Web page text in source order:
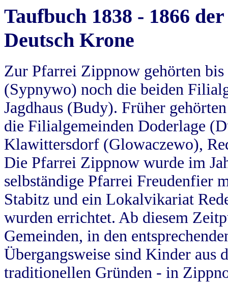
Taufbuch 1838 - 1866
Deutsch Krone
Zur Pfarrei Zippnow gehörten
(Sypnywo) noch die beiden
Jagdhaus (Budy). Früher
die Filialgemeinden Doderlage
Klawittersdorf (Glowaczewo),
Die Pfarrei Zippnow wurde im
selbständige Pfarrei Freudenfier
Stabitz und ein Lokalvikariat
wurden errichtet. Ab diesem
Gemeinden, in den
Übergangsweise sind Kinder aus
traditionellen Gründen - in